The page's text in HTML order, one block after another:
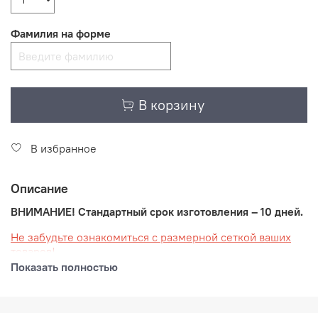
Фамилия на форме
В корзину
В избранное
Описание
ВНИМАНИЕ! Стандартный срок изготовления – 10 дней.
Не забудьте ознакомиться с размерной сеткой ваших
товаров!
Показать полностью